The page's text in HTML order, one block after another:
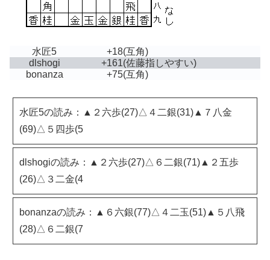
水匠5 +18(互角)
dlshogi
+161(佐藤指しやすい)
bonanza
+75(互角)
水匠5の読み：▲２六歩(27)△４二銀(31)▲７八金
(69)△５四歩(5
dlshogiの読み：▲２六歩(27)△６二銀(71)▲２五歩
(26)△３二金(4
bonanzaの読み：▲６六銀(77)△４二玉(51)▲５八飛
(28)△６二銀(7